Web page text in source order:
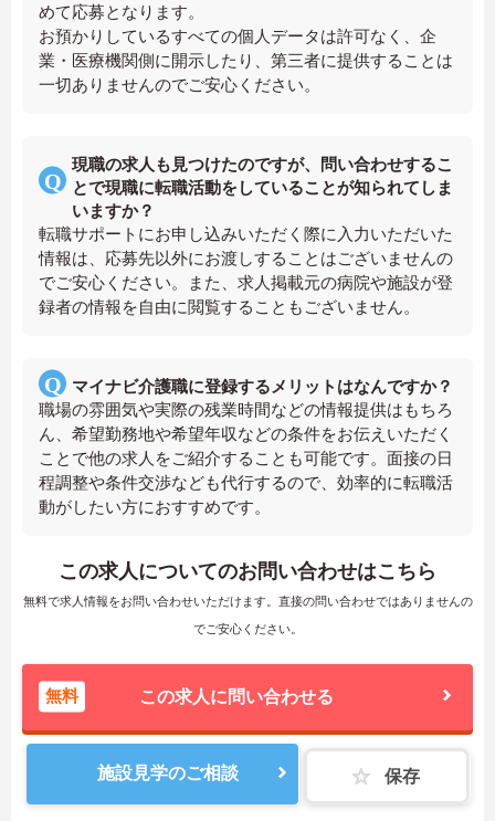
めて応募となります。
お預かりしているすべての個人データは許可なく、企
業・医療機関側に開示したり、第三者に提供することは
一切ありませんのでご安心ください。
現職の求人も見つけたのですが、問い合わせするこ
とで現職に転職活動をしていることが知られてしま
いますか？
転職サポートにお申し込みいただく際に入力いただいた
情報は、応募先以外にお渡しすることはございませんの
でご安心ください。また、求人掲載元の病院や施設が登
録者の情報を自由に閲覧することもございません。
マイナビ介護職に登録するメリットはなんですか？
職場の雰囲気や実際の残業時間などの情報提供はもちろ
ん、希望勤務地や希望年収などの条件をお伝えいただく
ことで他の求人をご紹介することも可能です。面接の日
程調整や条件交渉なども代行するので、効率的に転職活
動がしたい方におすすめです。
この求人についてのお問い合わせはこちら
無料で求人情報をお問い合わせいただけます。直接の問い合わせではありませんの
でご安心ください。
無料 この求人に問い合わせる
施設見学のご相談 保存